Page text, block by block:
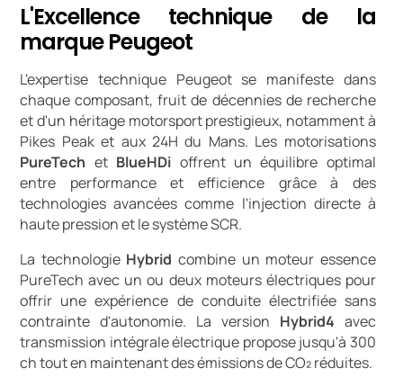
L'Excellence technique de la
marque Peugeot
L'expertise technique Peugeot se manifeste dans
chaque composant, fruit de décennies de recherche
et d'un héritage motorsport prestigieux, notamment à
Pikes Peak et aux 24H du Mans. Les motorisations
PureTech et BlueHDi offrent un équilibre optimal
entre performance et efficience grâce à des
technologies avancées comme l'injection directe à
haute pression et le système SCR.
La technologie Hybridcombine un moteur essence
PureTech avec un ou deux moteurs électriques pour
offrir une expérience de conduite électrifiée sans
contrainte d'autonomie. La version Hybrid4 avec
transmission intégrale électrique propose jusqu'à 300
ch tout en maintenant des émissions de CO₂ réduites.